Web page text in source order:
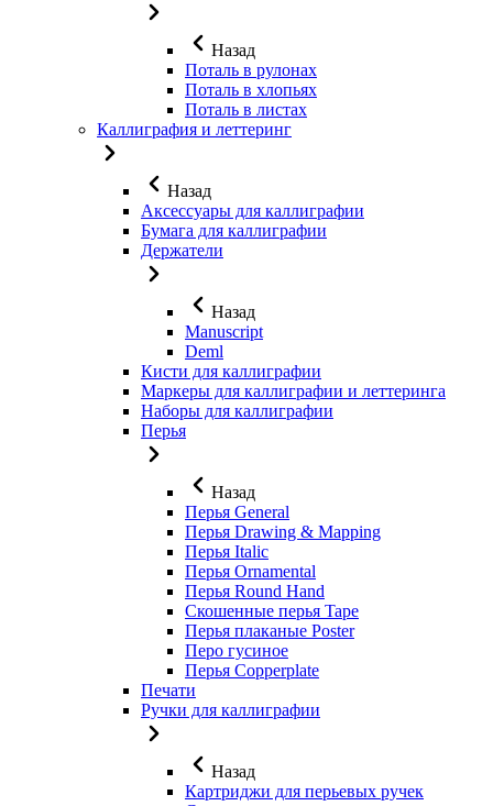
Назад
Поталь в рулонах
Поталь в хлопьях
Поталь в листах
Каллиграфия и леттеринг
Назад
Аксессуары для каллиграфии
Бумага для каллиграфии
Держатели
Назад
Manuscript
Deml
Кисти для каллиграфии
Маркеры для каллиграфии и леттеринга
Наборы для каллиграфии
Перья
Назад
Перья General
Перья Drawing & Mapping
Перья Italic
Перья Ornamental
Перья Round Hand
Скошенные перья Tape
Перья плаканые Poster
Перо гусиное
Перья Copperplate
Печати
Ручки для каллиграфии
Назад
Картриджи для перьевых ручек